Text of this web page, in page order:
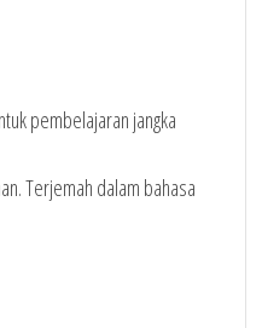
pembelajaran jangka
Terjemah dalam bahasa